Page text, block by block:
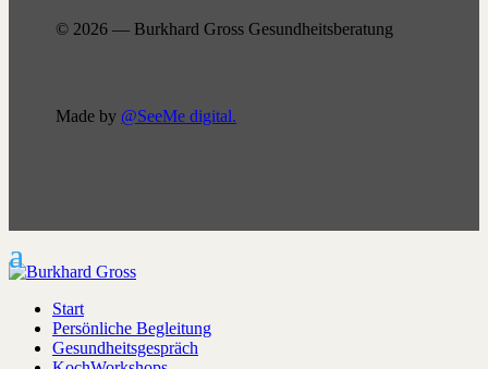
© 2026 — Burkhard Gross Gesundheitsberatung
Made by @SeeMe digital.
Start
Persönliche Begleitung
Gesundheitsgespräch